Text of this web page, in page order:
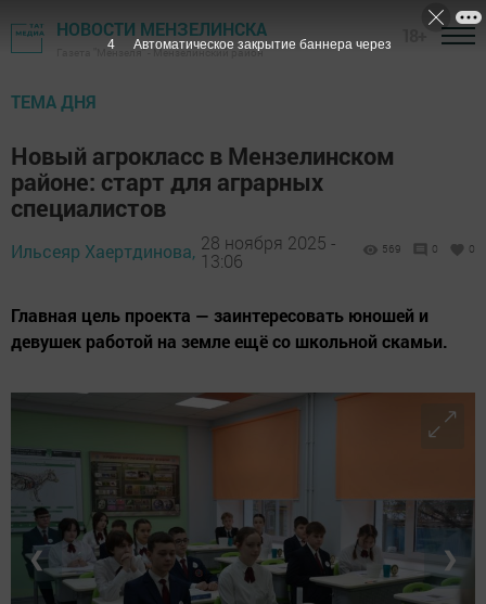
НОВОСТИ МЕНЗЕЛИНСКА
Газета "Мензеля" - Мензелинский район
ТЕМА ДНЯ
Новый агрокласс в Мензелинском
районе: старт для аграрных
специалистов
Ильсеяр Хаертдинова, 28 ноября 2025 -
13:06
569 0 0
Главная цель проекта — заинтересовать юношей и
девушек работой на земле ещё со школьной скамьи.
❮ ❯
3 Автоматическое закрытие баннера через